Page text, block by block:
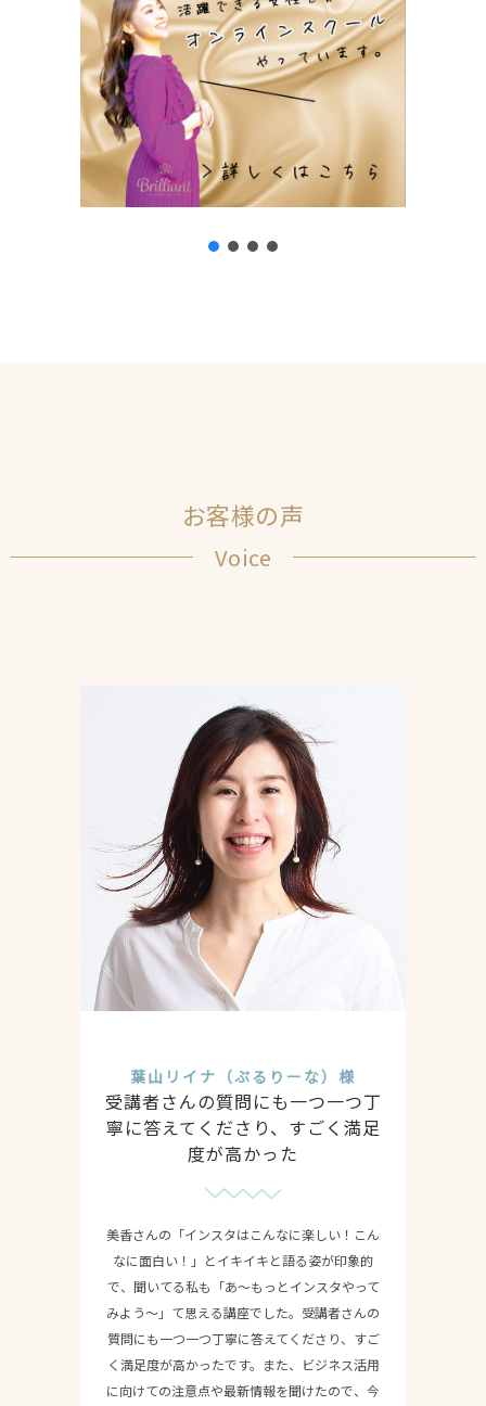
お客様の声
Voice
葉山リイナ（ぷるりーな）様
受講者さんの質問にも一つ一つ丁
寧に答えてくださり、すごく満足
度が高かった
美香さんの「インスタはこんなに楽しい！こん
なに面白い！」とイキイキと語る姿が印象的
で、聞いてる私も「あ〜もっとインスタやって
みよう〜」て思える講座でした。受講者さんの
質問にも一つ一つ丁寧に答えてくださり、すご
く満足度が高かったです。また、ビジネス活用
に向けての注意点や最新情報を聞けたので、今